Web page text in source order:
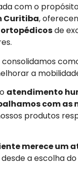
com o
Curitiba,
de
consolidamos
a
atendimento
com as
produtos
merece um
a escolha